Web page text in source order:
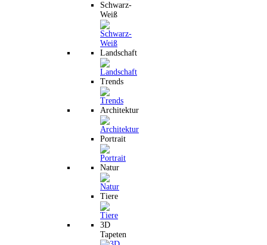
Schwarz-
Weiß
Landschaft
Trends
Architektur
Portrait
Natur
Tiere
3D
Tapeten